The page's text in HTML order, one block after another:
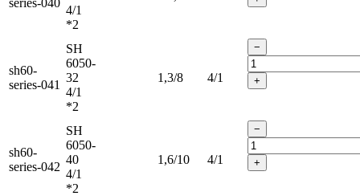
4/1
*2
sh60-
series-041
SH
6050-
32
4/1
*2
1,3/8 4/1
−
+
sh60-
series-042
SH
6050-
40
4/1
*2
1,6/10 4/1
−
+